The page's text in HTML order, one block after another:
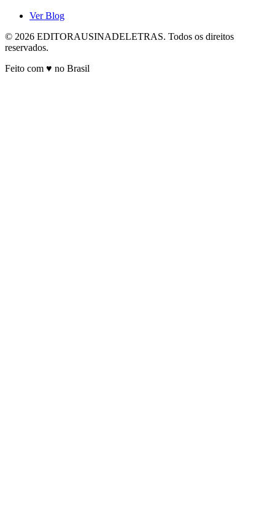
Ver Blog
© 2026 EDITORAUSINADELETRAS. Todos os direitos
reservados.
Feito com ♥ no Brasil